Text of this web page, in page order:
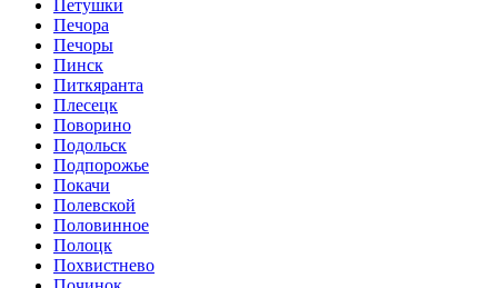
Петушки
Печора
Печоры
Пинск
Питкяранта
Плесецк
Поворино
Подольск
Подпорожье
Покачи
Полевской
Половинное
Полоцк
Похвистнево